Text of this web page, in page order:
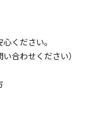
ください。
合わせください）